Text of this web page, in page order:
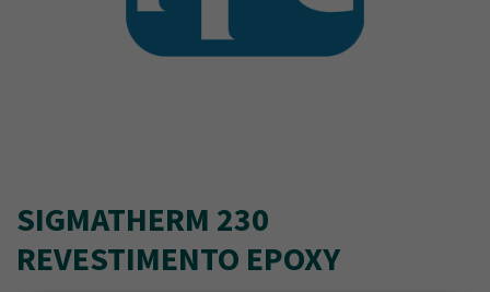
SIGMATHERM 230
REVESTIMENTO EPOXY